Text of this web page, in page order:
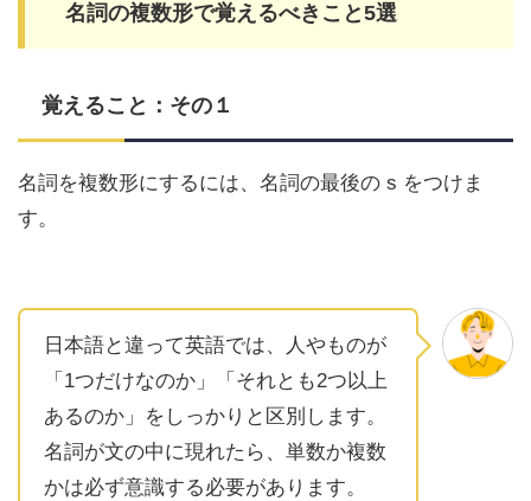
名詞の複数形で覚えるべきこと5選
覚えること：その１
名詞を複数形にするには、名詞の最後の s をつけま
す。
日本語と違って英語では、人やものが
「1つだけなのか」「それとも2つ以上
あるのか」をしっかりと区別します。
名詞が文の中に現れたら、単数か複数
かは必ず意識する必要があります。